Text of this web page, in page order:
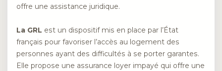
offre une assistance juridique.
La GRL est un dispositif mis en place par l’État
français pour favoriser l’accès au logement des
personnes ayant des difficultés à se porter garantes.
Elle propose une assurance loyer impayé qui offre une